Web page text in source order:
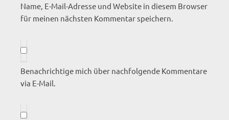
Name, E-Mail-Adresse und Website in diesem Browser
für meinen nächsten Kommentar speichern.
Benachrichtige mich über nachfolgende Kommentare
via E-Mail.